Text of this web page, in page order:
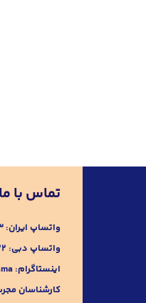
تماس با ما
واتساپ ایران:
واتساپ دبی:
اینستاگرام:
کارشناسان